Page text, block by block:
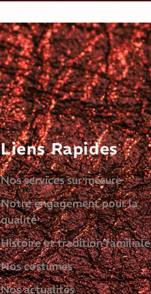
Liens Rapides
Nos services sur mesure
Notre engagement pour la
qualité
Histoire et tradition familiale
Nos costumes
Nos actualités